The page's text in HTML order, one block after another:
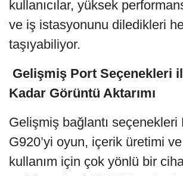
kullanıcılar, yüksek
ve iş istasyonunu diledikleri
taşıyabiliyor.
Gelişmiş Port Seçenekleri
Kadar Görüntü Aktarımı
Gelişmiş bağlantı seçenekleri
G920’yi oyun, içerik üretimi
kullanım için çok yönlü bir